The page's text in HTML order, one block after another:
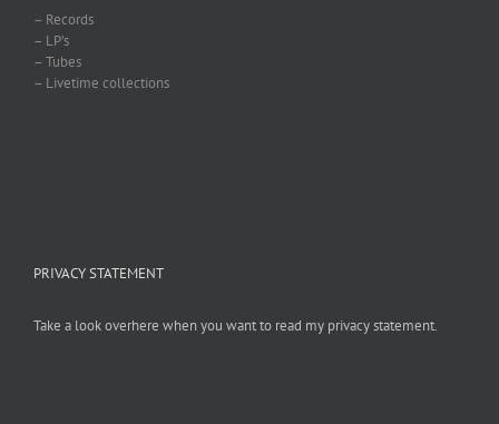
– Records
– LP’s
– Tubes
– Livetime collections
PRIVACY STATEMENT
Take a look overhere when you want to read my privacy statement.